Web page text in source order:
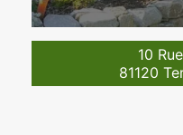
10
81120